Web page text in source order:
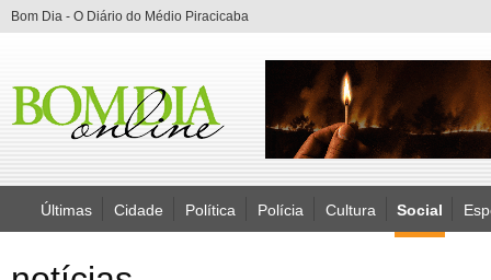
Bom Dia - O Diário do Médio Piracicaba
Últimas Cidade Política Polícia Cultura Social